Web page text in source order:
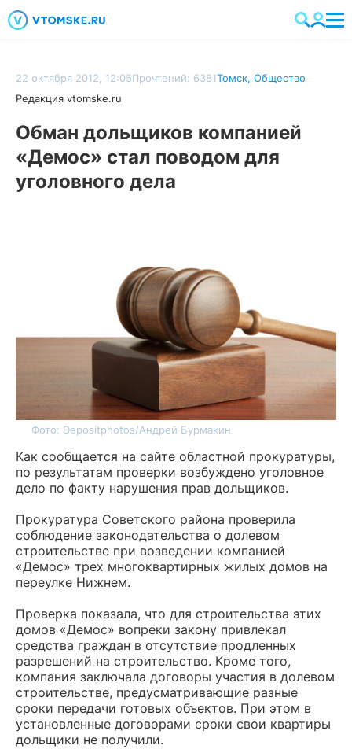
22 октября 2012, 12:05Прочтений: 6381Томск, Общество
Редакция vtomske.ru
Обман дольщиков компанией
«Демос» стал поводом для
уголовного дела
Фото: Depositphotos/Андрей Бурмакин
Как сообщается на сайте областной прокуратуры,
по результатам проверки возбуждено уголовное
дело по факту нарушения прав дольщиков.
Прокуратура Советского района проверила
соблюдение законодательства о долевом
строительстве при возведении компанией
«Демос» трех многоквартирных жилых домов на
переулке Нижнем.
Проверка показала, что для строительства этих
домов «Демос» вопреки закону привлекал
средства граждан в отсутствие продленных
разрешений на строительство. Кроме того,
компания заключала договоры участия в долевом
строительстве, предусматривающие разные
сроки передачи готовых объектов. При этом в
установленные договорами сроки свои квартиры
дольщики не получили.